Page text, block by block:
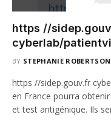
https //
cyberlab/
BY STEPHANIE ROBERTSON
https //sidep.gouv.fr
en France pourra
et test antigénique. Ils